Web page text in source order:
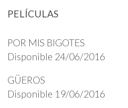
PELÍCULAS
POR MIS BIGOTES
Disponible 24/06/2016
GÜEROS
Disponible 19/06/2016